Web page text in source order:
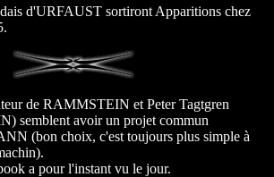
d'URFAUST sortiront Apparitions chez
de RAMMSTEIN et Peter Tagtgren
semblent avoir un projet commun
(bon choix, c'est toujours plus simple à
a pour l'instant vu le jour.